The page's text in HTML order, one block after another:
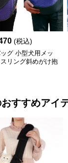
(税込)
グ 小型犬用メッ
リング斜めがけ抱
すすめアイ